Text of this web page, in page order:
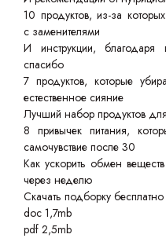
10 продуктов, из-за
с заменителями
И инструкции,
спасибо
7 продуктов, которые
естественное сияние
Лучший набор продуктов
8 привычек питания,
самочувствие после 30
Как ускорить обмен
через неделю
Скачать подборку бесплатно
doc 1,7mb
pdf 2,5mb